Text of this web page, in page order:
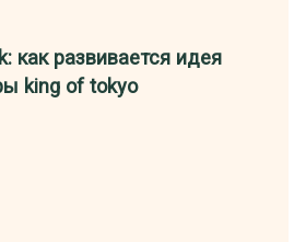
как развивается идея
king of tokyo